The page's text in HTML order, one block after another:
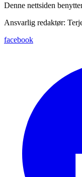
Denne nettsiden
Ansvarlig redaktør:
facebook